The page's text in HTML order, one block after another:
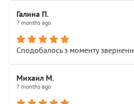
Галина П.
7 months ago
Сподобалось з моменту
Михаил М.
7 months ago